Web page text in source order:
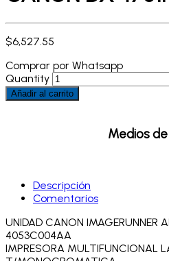
$6,527.55
Comprar por Whatsapp
Quantity
Añadir al carrito
Medios
Descripción
Comentarios
UNIDAD CANON IMAGERUNNER
4053C004AA
IMPRESORA MULTIFUNCIONAL